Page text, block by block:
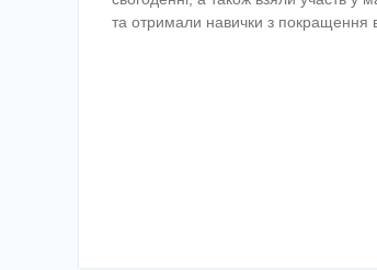
та отримали навички з покращення